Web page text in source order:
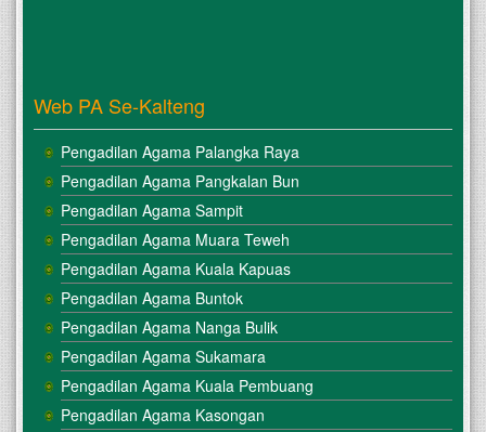
Web PA Se-Kalteng
Pengadilan Agama Palangka Raya
Pengadilan Agama Pangkalan Bun
Pengadilan Agama Sampit
Pengadilan Agama Muara Teweh
Pengadilan Agama Kuala Kapuas
Pengadilan Agama Buntok
Pengadilan Agama Nanga Bulik
Pengadilan Agama Sukamara
Pengadilan Agama Kuala Pembuang
Pengadilan Agama Kasongan